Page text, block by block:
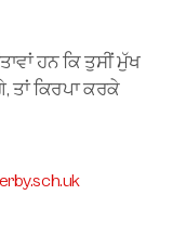
ਹਨ ਕਿ ਤੁਸੀਂ ਮੁੱਖ
ਤਾਂ ਕਿਰਪਾ ਕਰਕੇ